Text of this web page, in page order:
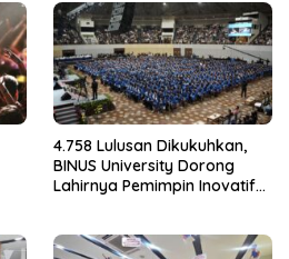
4.758 Lulusan Dikukuhkan,
BINUS University Dorong
Lahirnya Pemimpin Inovatif